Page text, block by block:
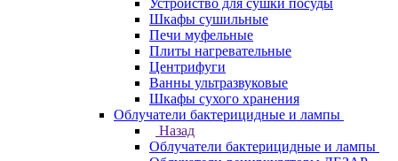
Устройство для сушки посуды
Шкафы сушильные
Печи муфельные
Плиты нагревательные
Центрифуги
Ванны ультразвуковые
Шкафы сухого хранения
Облучатели бактерицидные и лампы
Назад
Облучатели бактерицидные и лампы